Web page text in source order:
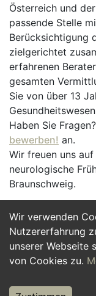
Wir verwenden
Nutzererfahrung
unserer Webseite
von Cookies zu.
Österreich und
passende Stelle
Berücksichtigung
zielgerichtet
erfahrenen
gesamten
Sie von über 13
Haben Sie
bewerben! an.
Wir freuen uns
neurologische
Braunschweig.